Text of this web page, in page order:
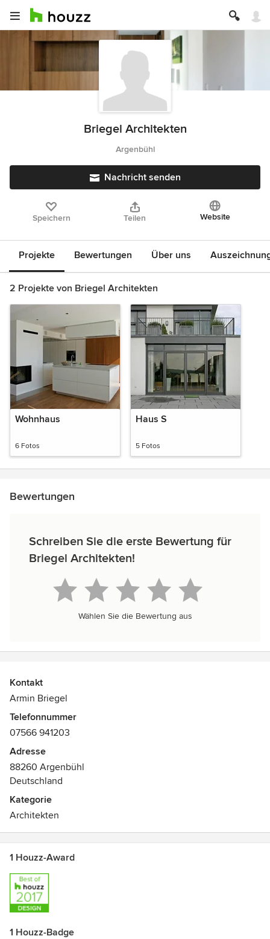
Briegel Architekten
Argenbühl
Nachricht senden
Speichern Teilen Website
Projekte Bewertungen Über uns
2 Projekte von Briegel Architekten
Wohnhaus
6 Fotos
Haus S
5 Fotos
Bewertungen
Schreiben Sie die erste Bewertung für
Briegel Architekten!
Wählen Sie die Bewertung aus
Kontakt
Armin Briegel
Telefonnummer
07566 941203
Adresse
88260 Argenbühl
Deutschland
Kategorie
Architekten
1 Houzz-Award
1 Houzz-Badge